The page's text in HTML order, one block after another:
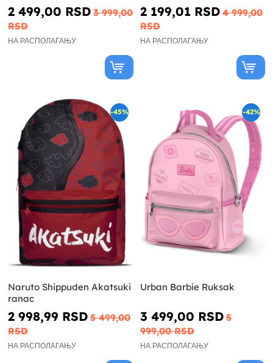
2 499,00 RSD 3 999,00
RSD
НА РАСПОЛАГАЊУ
2 199,01 RSD 4 999,00
RSD
НА РАСПОЛАГАЊУ
-45%
Naruto Shippuden Akatsuki
ranac
2 998,99 RSD 5 499,00
RSD
НА РАСПОЛАГАЊУ
-42%
Urban Barbie Ruksak
3 499,00 RSD 5
999,00 RSD
НА РАСПОЛАГАЊУ